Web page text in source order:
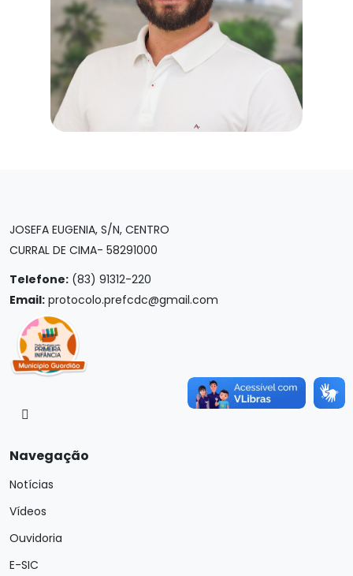
JOSEFA EUGENIA, S/N, CENTRO
CURRAL DE CIMA- 58291000
Telefone: (83) 91312-220
Email: protocolo.prefcdc@gmail.com
Navegação
Notícias
Vídeos
Ouvidoria
E-SIC